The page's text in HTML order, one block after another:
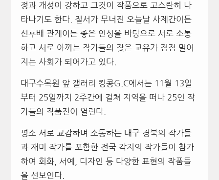
정과 개성이 강하고 그것이 작품으로 고스란히 나
타나기도 한다. 질서가 무너진 오늘날 사제간이든
선후배 관계이든 좋은 인성을 바탕으로 서로 소통
하고 서로 아끼는 작가들의 잦은 교유가 점점 멀어
지는 사회가 되어가고 있다.
대구수목원 앞 갤러리 킹콩G.C에서는 11월 13일
부터 25일까지 2주간에 걸쳐 지역을 떠나 25인 작
가들의 작품전이 열린다.
평소 서로 교감하며 소통하는 대구 경북의 작가들
과 재미 작가를 포함한 전국 각지의 작가들이 참가
하여 회화, 서예, 디자인 등 다양한 표현의 작품들
을 선보인다.